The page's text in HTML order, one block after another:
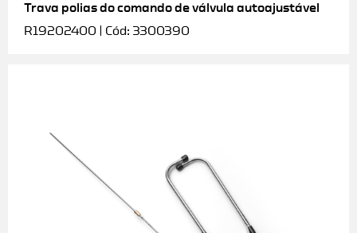
Trava polias do comando de válvula autoajustável
R19202400 | Cód: 3300390